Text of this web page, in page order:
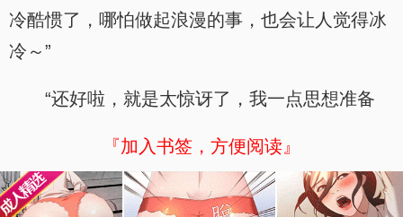
冷酷惯了，哪怕做起浪漫的事，也会让人觉得冰
冷～”
“还好啦，就是太惊讶了，我一点思想准备
『加入书签，方便阅读』